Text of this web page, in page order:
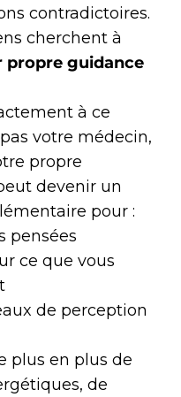
contradictoires.
cherchent à
propre guidance
à ce
votre médecin,
propre
devenir un
pour :
pensées
ce que vous
de perception
plus en plus de
de